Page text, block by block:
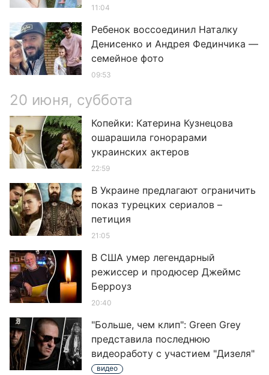
11:04
Ребенок воссоединил Наталку
Денисенко и Андрея Фединчика —
семейное фото
09:53
20 июня, суббота
Копейки: Катерина Кузнецова
ошарашила гонорарами
украинских актеров
22:59
В Украине предлагают ограничить
показ турецких сериалов –
петиция
21:05
В США умер легендарный
режиссер и продюсер Джеймс
Берроуз
20:40
"Больше, чем клип": Green Grey
представила последнюю
видеоработу с участием "Дизеля"
видео